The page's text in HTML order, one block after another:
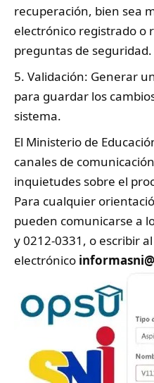
recuperación, bien sea
electrónico registrado o
preguntas de seguridad.
Validación: Generar
para guardar los
sistema.
El Ministerio de
canales de
inquietudes sobre el
Para cualquier
pueden comunicarse a
y 0212-0331, o escribir
electrónico